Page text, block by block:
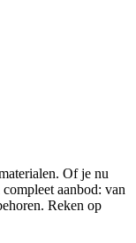
Of je nu
aanbod: van
Reken op